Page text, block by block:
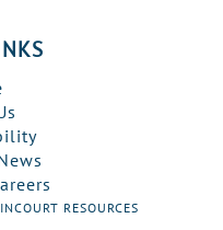
RESOURCES